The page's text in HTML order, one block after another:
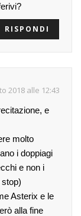
RISPONDI
2018 alle 12:43
e
molto
i doppiagi
e non i
Asterix e le
alla fine